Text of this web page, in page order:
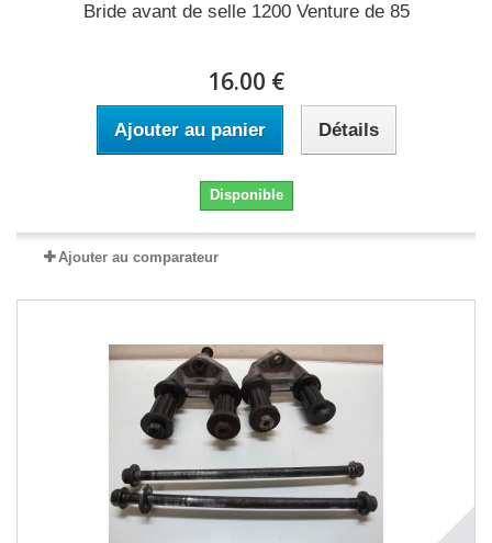
Bride avant de selle 1200 Venture de 85
16.00 €
Ajouter au panier Détails
Disponible
Ajouter au comparateur